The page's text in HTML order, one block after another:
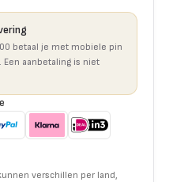
betaal je met mobiele pin
aanbetaling is niet
verschillen per land,